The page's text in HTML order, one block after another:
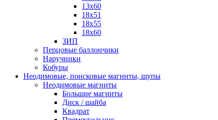
13х60
18х51
18х55
18х60
ЗИП
Перцовые баллончики
Наручники
Кобуры
Неодимовые, поисковые магниты, щупы
Неодимовые магниты
Большие магниты
Диск / шайба
Квадрат